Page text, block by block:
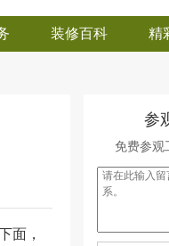
装修百科 精
面，
参
免费参观